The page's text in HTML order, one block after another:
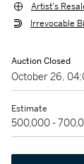
Artist's
Irrevocable
Auction Closed
October 26,
Estimate
500,000 -